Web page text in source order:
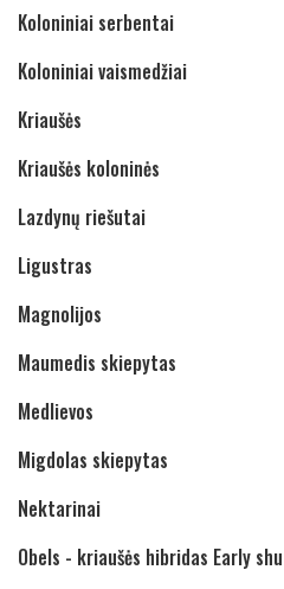
Koloniniai serbentai
Koloniniai vaismedžiai
Kriaušės
Kriaušės koloninės
Lazdynų riešutai
Ligustras
Magnolijos
Maumedis skiepytas
Medlievos
Migdolas skiepytas
Nektarinai
Obels - kriaušės hibridas Early shu